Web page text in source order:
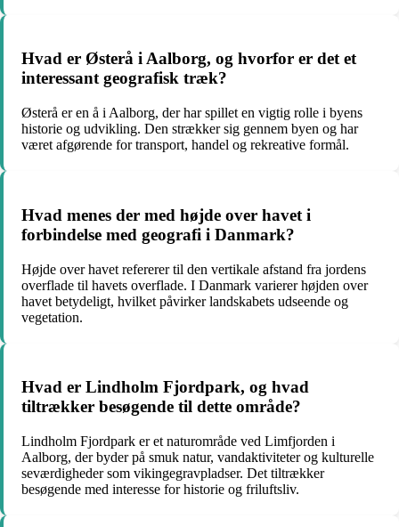
Hvad er Østerå i Aalborg, og hvorfor er det et
interessant geografisk træk?
Østerå er en å i Aalborg, der har spillet en vigtig rolle i byens
historie og udvikling. Den strækker sig gennem byen og har
været afgørende for transport, handel og rekreative formål.
Hvad menes der med højde over havet i
forbindelse med geografi i Danmark?
Højde over havet refererer til den vertikale afstand fra jordens
overflade til havets overflade. I Danmark varierer højden over
havet betydeligt, hvilket påvirker landskabets udseende og
vegetation.
Hvad er Lindholm Fjordpark, og hvad
tiltrækker besøgende til dette område?
Lindholm Fjordpark er et naturområde ved Limfjorden i
Aalborg, der byder på smuk natur, vandaktiviteter og kulturelle
seværdigheder som vikingegravpladser. Det tiltrækker
besøgende med interesse for historie og friluftsliv.